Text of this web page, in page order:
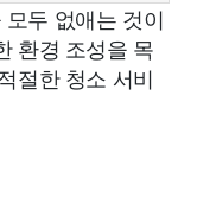
두 없애는 것이
환경 조성을 목
절한 청소 서비